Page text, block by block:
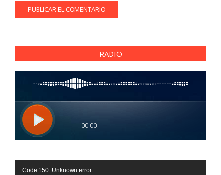
RADIO
Reproductor
Code 150: Unknown error.